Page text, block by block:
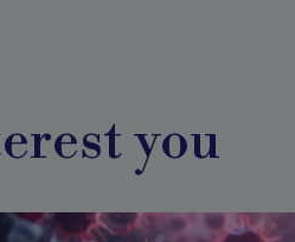
you